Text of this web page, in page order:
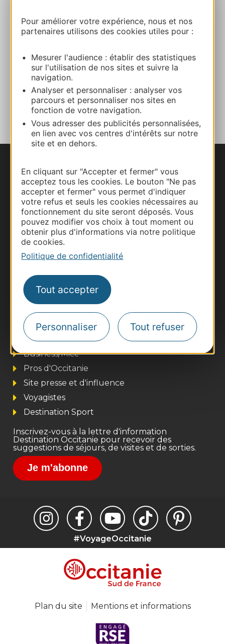
Pour améliorer votre expérience, nous et nos
partenaires utilisons des cookies utiles pour :
Mesurer l'audience : établir des statistiques
sur l'utilisation de nos sites et suivre la
navigation.
Analyser et personnaliser : analyser vos
parcours et personnaliser nos sites en
fonction de votre navigation.
Vous adresser des publicités personnalisées,
en lien avec vos centres d'intérêts sur notre
site et en dehors.
En cliquant sur "Accepter et fermer" vous
acceptez tous les cookies. Le bouton "Ne pas
accepter et fermer" vous permet d'indiquer
votre refus et seuls les cookies nécessaires au
fonctionnement du site seront déposés. Vous
pouvez modifier vos choix à tout moment ou
obtenir plus d'informations via notre politique
de cookies.
Politique de confidentialité
Tout accepter
Personnaliser Tout refuser
Site internet
Facebook
AJOUTER
AU CARNET
Nous contacter
Carte interactive
Documentation
Thermalisme
Business/Mice
Pros d'Occitanie
Site presse et d'influence
Voyagistes
Destination Sport
Inscrivez-vous à la lettre d'information
Destination Occitanie pour recevoir des
suggestions de séjours, de visites et de sorties.
Je m'abonne
#VoyageOccitanie
Plan du site Mentions et informations